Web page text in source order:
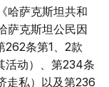
哈萨克斯坦共和
萨克斯坦公民因
262条第1、2款
活动）、第234条
走私）以及第236